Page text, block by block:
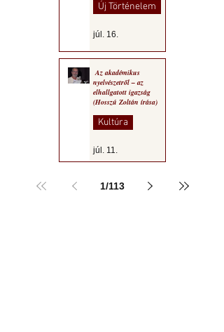
Új Történelem
júl. 16.
Az akadémikus
nyelvészetről – az
elhallgatott igazság
(Hosszú Zoltán írása)
Kultúra
júl. 11.
1/113